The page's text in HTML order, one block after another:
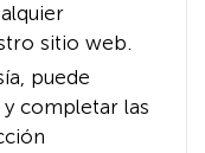
sitio web.
puede
completar las